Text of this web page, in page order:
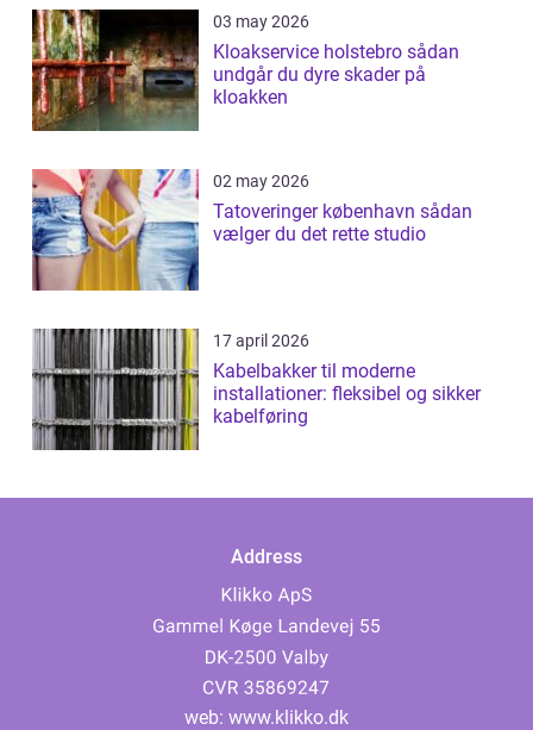
03 may 2026
Kloakservice holstebro sådan
undgår du dyre skader på
kloakken
02 may 2026
Tatoveringer københavn sådan
vælger du det rette studio
17 april 2026
Kabelbakker til moderne
installationer: fleksibel og sikker
kabelføring
Address
web: www.klikko.dk